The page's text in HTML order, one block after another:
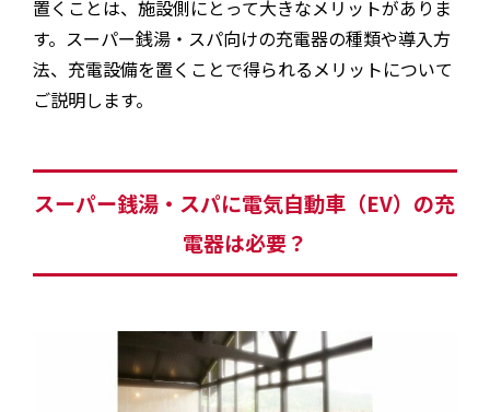
導入施設別プラン
置くことは、施設側にとって大きなメリットがありま
す。スーパー銭湯・スパ向けの充電器の種類や導入方
法、充電設備を置くことで得られるメリットについて
ご説明します。
スーパー銭湯・スパに電気自動車（EV）の充
電器は必要？